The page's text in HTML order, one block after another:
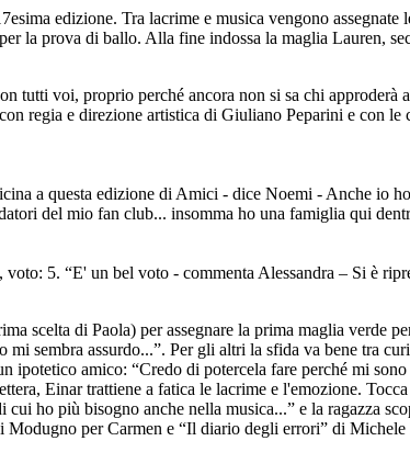
edizione. Tra lacrime e musica vengono
la prova di ballo. Alla fine indossa la maglia Lauren,
tutti voi, proprio perché ancora non si sa chi
regia e direzione artistica di Giuliano Peparini e con
a questa edizione di Amici - dice Noemi - Anche io
del mio fan club... insomma ho una famiglia qui
5. “E' un bel voto - commenta Alessandra – Si è
scelta di Paola) per assegnare la prima maglia verde
sembra assurdo...”. Per gli altri la sfida va bene tra
amico: “Credo di potercela fare perché mi
Einar trattiene a fatica le lacrime e l'emozione.
ho più bisogno anche nella musica...” e la ragazza
per Carmen e “Il diario degli errori” di